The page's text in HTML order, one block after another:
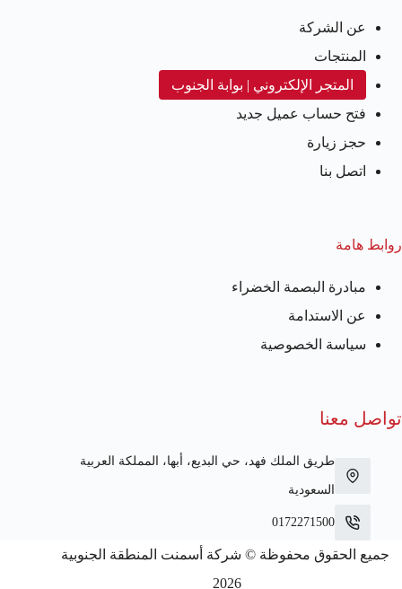
عن الشركة
المنتجات
المتجر الإلكتروني | بوابة الجنوب
فتح حساب عميل جديد
حجز زيارة
اتصل بنا
روابط هامة
مبادرة البصمة الخضراء
عن الاستدامة
سياسة الخصوصية
تواصل معنا
طريق الملك فهد، حي البديع، أبها، المملكة العربية
السعودية
0172271500
جميع الحقوق محفوظة © شركة أسمنت المنطقة الجنوبية
2026